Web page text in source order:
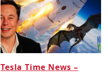
Tesla Time News –